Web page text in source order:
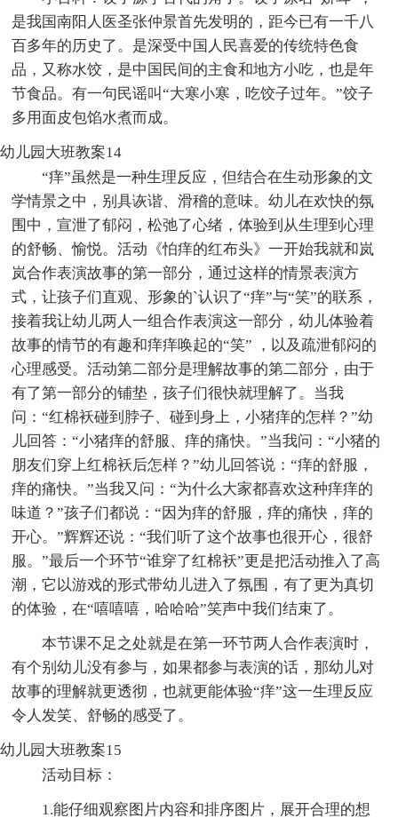
是我国南阳人医圣张仲景首先发明的，距今已有一千八
百多年的历史了。是深受中国人民喜爱的传统特色食
品，又称水饺，是中国民间的主食和地方小吃，也是年
节食品。有一句民谣叫“大寒小寒，吃饺子过年。”饺子
多用面皮包馅水煮而成。
幼儿园大班教案14
“痒”虽然是一种生理反应，但结合在生动形象的文
学情景之中，别具诙谐、滑稽的意味。幼儿在欢快的氛
围中，宣泄了郁闷，松弛了心绪，体验到从生理到心理
的舒畅、愉悦。活动《怕痒的红布头》一开始我就和岚
岚合作表演故事的第一部分，通过这样的情景表演方
式，让孩子们直观、形象的`认识了“痒”与“笑”的联系，
接着我让幼儿两人一组合作表演这一部分，幼儿体验着
故事的情节的有趣和痒痒唤起的“笑” ，以及疏泄郁闷的
心理感受。活动第二部分是理解故事的第二部分，由于
有了第一部分的铺垫，孩子们很快就理解了。当我
问：“红棉袄碰到脖子、碰到身上，小猪痒的怎样？”幼
儿回答：“小猪痒的舒服、痒的痛快。”当我问：“小猪的
朋友们穿上红棉袄后怎样？”幼儿回答说：“痒的舒服，
痒的痛快。”当我又问：“为什么大家都喜欢这种痒痒的
味道？”孩子们都说：“因为痒的舒服，痒的痛快，痒的
开心。”辉辉还说：“我们听了这个故事也很开心，很舒
服。”最后一个环节“谁穿了红棉袄”更是把活动推入了高
潮，它以游戏的形式带幼儿进入了氛围，有了更为真切
的体验，在“嘻嘻嘻，哈哈哈”笑声中我们结束了。
本节课不足之处就是在第一环节两人合作表演时，
有个别幼儿没有参与，如果都参与表演的话，那幼儿对
故事的理解就更透彻，也就更能体验“痒”这一生理反应
令人发笑、舒畅的感受了。
幼儿园大班教案15
活动目标：
1.能仔细观察图片内容和排序图片，展开合理的想